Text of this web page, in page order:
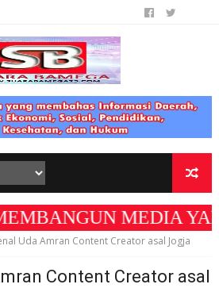
MEDIA YANG
Uda Amran Content Creator asal Jogja
Content Creator asal